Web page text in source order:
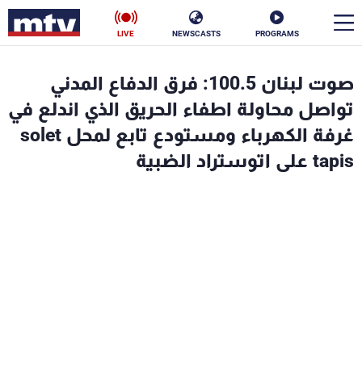
PROGRAMS
NEWSCASTS
LIVE
صوت لبنان 100.5: فرق الدفاع المدني
تواصل محاولة اطفاء الحريق الذي اندلع في
غرفة الكهرباء ومستودع تابع لمحل solet
tapis على اتوستراد الضبية
الأخبار
سياسة ناس